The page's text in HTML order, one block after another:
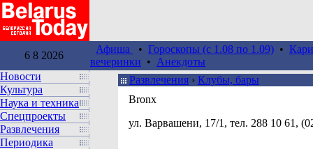
6 8 2026
Афиша • Гороскопы (c 1.08 по 1.09) •
вечеринки • Анекдоты
Новости
Культура
Наука и техника
Спецпроекты
Развлечения
Периодика
Развлечения › Клубы, бары
Bronx
ул. Варвашени, 17/1, тел. 288 10 61,